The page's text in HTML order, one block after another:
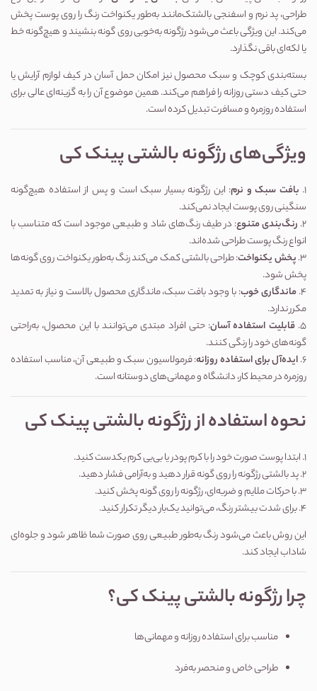
طراحی، پد نرم و اسفنجی بالشتک‌مانند به‌طور یکنواخت رنگ را روی پوست پخش
می‌کند. این ویژگی باعث می‌شود رژگونه به‌خوبی روی گونه بنشیند و هیچ‌گونه خط
یا لکه‌ای باقی نگذارد.
بسته‌بندی کوچک و سبک محصول نیز امکان حمل آسان در کیف لوازم آرایش یا
حتی کیف دستی روزانه را فراهم می‌کند. همین موضوع آن را به گزینه‌ای عالی برای
استفاده روزمره و مسافرت تبدیل کرده است.
ویژگی‌های رژگونه بالشتی پینک کی
۱. بافت سبک و نرم: این رژگونه بسیار سبک است و پس از استفاده هیچ‌گونه
سنگینی روی پوست ایجاد نمی‌کند.
۲. رنگ‌بندی متنوع: در طیف رنگ‌های شاد و طبیعی موجود است که متناسب با
انواع رنگ پوست طراحی شده‌اند.
۳. پخش یکنواخت: طراحی بالشتی کمک می‌کند رنگ به‌طور یکنواخت روی گونه‌ها
پخش شود.
۴. ماندگاری خوب: با وجود بافت سبک، ماندگاری محصول بالاست و نیاز به تمدید
مکرر ندارد.
5. قابلیت استفاده آسان: حتی افراد مبتدی می‌توانند با این محصول، به‌راحتی
گونه‌های خود را رنگی کنند.
6. ایده‌آل برای استفاده روزانه: فرمولاسیون سبک و طبیعی آن، مناسب استفاده
روزمره در محیط کار، دانشگاه و مهمانی‌های دوستانه است.
نحوه استفاده از رژگونه بالشتی پینک کی
۱. ابتدا پوست صورت خود را با کرم پودر یا بی‌بی کرم یکدست کنید.
۲. پد بالشتی رژگونه را روی گونه قرار دهید و به‌آرامی فشار دهید.
۳. با حرکات ملایم و ضربه‌ای، رژگونه را روی گونه پخش کنید.
۴. برای شدت بیشتر رنگ، می‌توانید یک‌بار دیگر تکرار کنید.
این روش باعث می‌شود رنگ به‌طور طبیعی روی صورت شما ظاهر شود و جلوه‌ای
شاداب ایجاد کند.
چرا رژگونه بالشتی پینک کی؟
مناسب برای استفاده روزانه و مهمانی‌ها
طراحی خاص و منحصر به‌فرد